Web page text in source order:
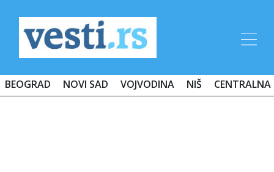
BEOGRAD NOVI SAD VOJVODINA NIŠ CENTRALNA